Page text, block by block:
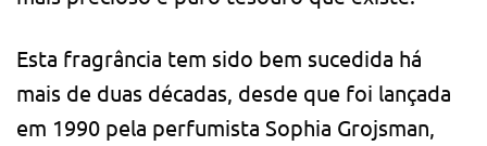
Esta fragrância tem sido bem sucedida há
mais de duas décadas, desde que foi lançada
em 1990 pela perfumista Sophia Grojsman,